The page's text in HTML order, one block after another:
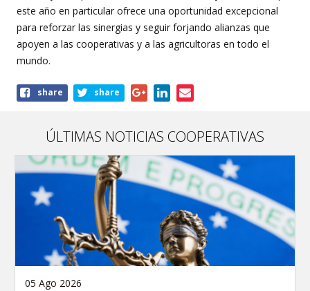
este año en particular ofrece una oportunidad excepcional
para reforzar las sinergias y seguir forjando alianzas que
apoyen a las cooperativas y a las agricultoras en todo el
mundo.
Shareshare share
ÚLTIMAS NOTICIAS COOPERATIVAS
05 Ago 2026